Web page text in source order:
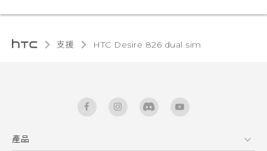
支援 HTC Desire 826 dual sim‎
產品